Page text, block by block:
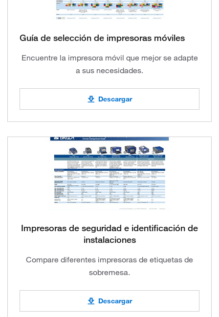
Guía de selección de impresoras móviles
Encuentre la impresora móvil que mejor se adapte
a sus necesidades.
Descargar
Impresoras de seguridad e identificación de
instalaciones
Compare diferentes impresoras de etiquetas de
sobremesa.
Descargar